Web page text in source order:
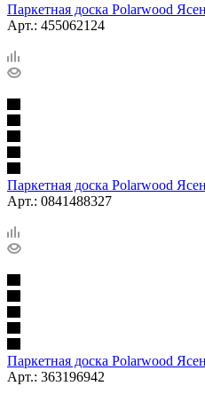
Паркетная доска Polarwood
Арт.: 455062124
Паркетная доска Polarwood
Арт.: 0841488327
Паркетная доска Polarwood
Арт.: 363196942